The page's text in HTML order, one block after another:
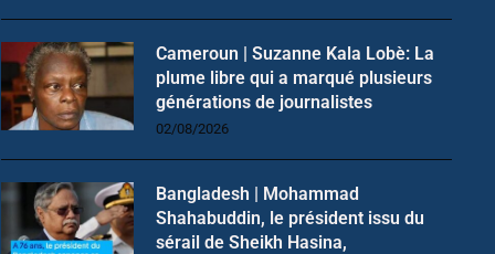
Cameroun | Suzanne Kala Lobè: La
plume libre qui a marqué plusieurs
générations de journalistes
02/08/2026
Bangladesh | Mohammad
Shahabuddin, le président issu du
sérail de Sheikh Hasina,